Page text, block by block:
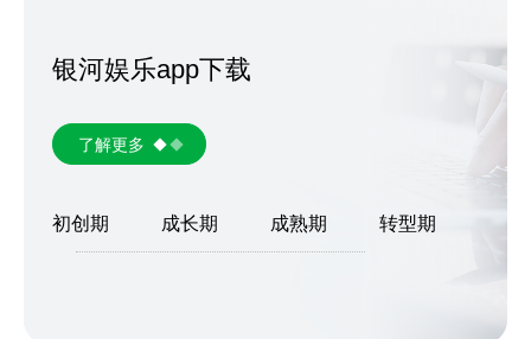
银河娱乐app下载
了解更多
初创期 成长期 成熟期 转型期